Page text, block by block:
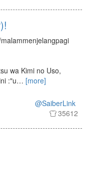
wa Kimi no Uso,
:"u… [more]
@SaiberLink
35612